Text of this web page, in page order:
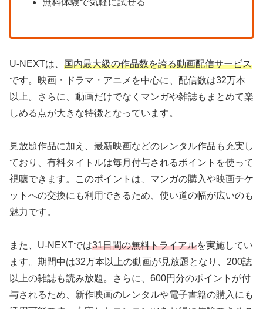
無料体験で気軽に試せる
U-NEXTは、 国内最大級の作品数を誇る動画配信サービス
です。映画・ドラマ・アニメを中心に、配信数は32万本
以上。さらに、動画だけでなくマンガや雑誌もまとめて楽
しめる点が大きな特徴となっています。
見放題作品に加え、最新映画などのレンタル作品も充実し
ており、有料タイトルは毎月付与されるポイントを使って
視聴できます。このポイントは、マンガの購入や映画チケ
ットへの交換にも利用できるため、使い道の幅が広いのも
魅力です。
また、U-NEXTでは31日間の無料トライアルを実施してい
ます。期間中は32万本以上の動画が見放題となり、200誌
以上の雑誌も読み放題。さらに、600円分のポイントが付
与されるため、新作映画のレンタルや電子書籍の購入にも